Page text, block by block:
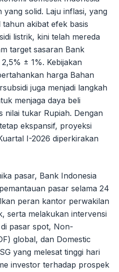
solid. Laju inflasi, yang
akibat efek basis
listrik, kini telah mereda
target sasaran Bank
± 1%. Kebijakan
harga Bahan
juga menjadi langkah
menjaga daya beli
nilai tukar Rupiah. Dengan
ekspansif, proyeksi
I-2026 diperkirakan
pasar, Bank Indonesia
pasar selama 24
peran kantor perwakilan
serta melakukan intervensi
pasar spot, Non-
global, dan Domestic
yang melesat tinggi hari
investor terhadap prospek